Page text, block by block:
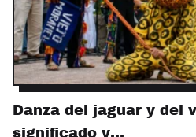
Danza del jaguar y del
significado y…